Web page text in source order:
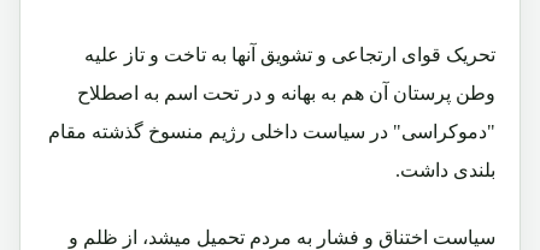
تحریک قوای ارتجاعی و تشویق آنها به تاخت و تاز علیه
وطن پرستان آن هم به بهانه و در تحت اسم به اصطلاح
"دموکراسی" در سیاست داخلی رژیم منسوخ گذشته مقام
بلندی داشت.
سیاست اختناق و فشار به مردم تحمیل میشد، از ظلم و